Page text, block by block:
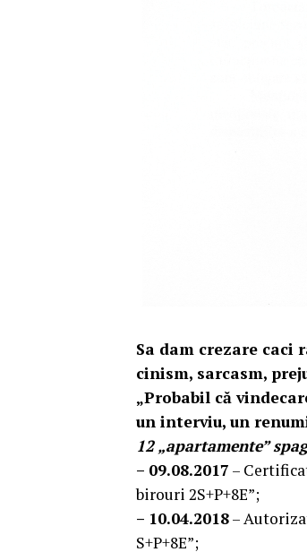
Sa dam crezare caci
cinism, sarcasm,
„Probabil că
un interviu, un
12 „apartamente”
– 09.08.2017 –
birouri 2S+P+8E”;
– 10.04.2018–
S+P+8E”;